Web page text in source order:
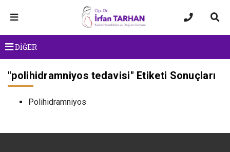
DİĞER
"polihidramniyos tedavisi" Etiketi Sonuçları
Polihidramniyos